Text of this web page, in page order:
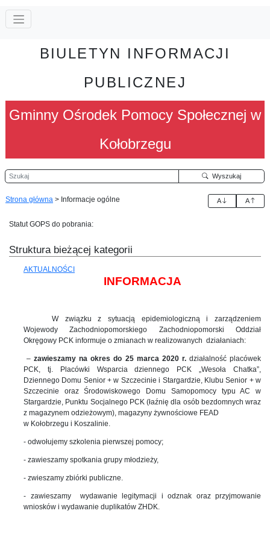
BIULETYN INFORMACJI
PUBLICZNEJ
Gminny Ośrodek Pomocy Społecznej w
Kołobrzegu
Szukaj Wyszukaj
Strona główna > Informacje ogólne A A
Statut GOPS do pobrania:
Struktura bieżącej kategorii
AKTUALNOŚCI
INFORMACJA
W związku z sytuacją epidemiologiczną i zarządzeniem
Wojewody Zachodniopomorskiego Zachodniopomorski Oddział
Okręgowy PCK informuje o zmianach w realizowanych działaniach:
–zawieszamy na okres do 25 marca 2020 r.działalność placówek
PCK, tj. Placówki Wsparcia dziennego PCK „Wesoła Chatka”,
Dziennego Domu Senior + w Szczecinie i Stargardzie, Klubu Senior + w
Szczecinie oraz Środowiskowego Domu Samopomocy typu AC w
Stargardzie, Punktu Socjalnego PCK (łaźnię dla osób bezdomnych wraz
z magazynem odzieżowym), magazyny żywnościowe FEAD
w Kołobrzegu i Koszalinie.
- odwołujemy szkolenia pierwszej pomocy;
- zawieszamy spotkania grupy młodzieży,
- zwieszamy zbiórki publiczne.
- zawieszamy
wydawanie legitymacji i odznak oraz przyjmowanie
wniosków i wydawanie duplikatów ZHDK.